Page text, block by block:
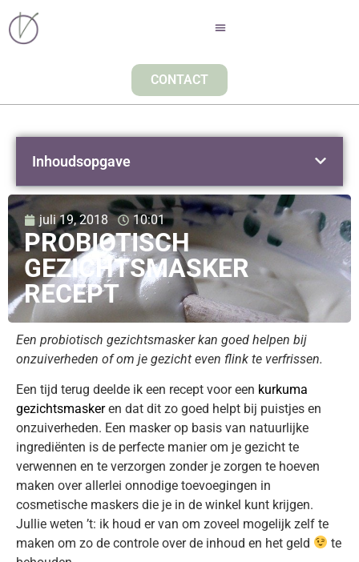
CONTACT
juli 19, 2018 10:01
PROBIOTISCH
GEZICHTSMASKER
RECEPT
Een probiotisch gezichtsmasker kan goed helpen bij
onzuiverheden of om je gezicht even flink te verfrissen.
Een tijd terug deelde ik een recept voor een kurkuma
gezichtsmaskeren dat dit zo goed helpt bij puistjes en
onzuiverheden. Een masker op basis van natuurlijke
ingrediënten is de perfecte manier om je gezicht te
verwennen en te verzorgen zonder je zorgen te hoeven
maken over allerlei onnodige toevoegingen in
cosmetische maskers die je in de winkel kunt krijgen.
Jullie weten ’t: ik houd er van om zoveel mogelijk zelf te
maken om zo de controle over de inhoud en het geld
te
Inhoudsopgave